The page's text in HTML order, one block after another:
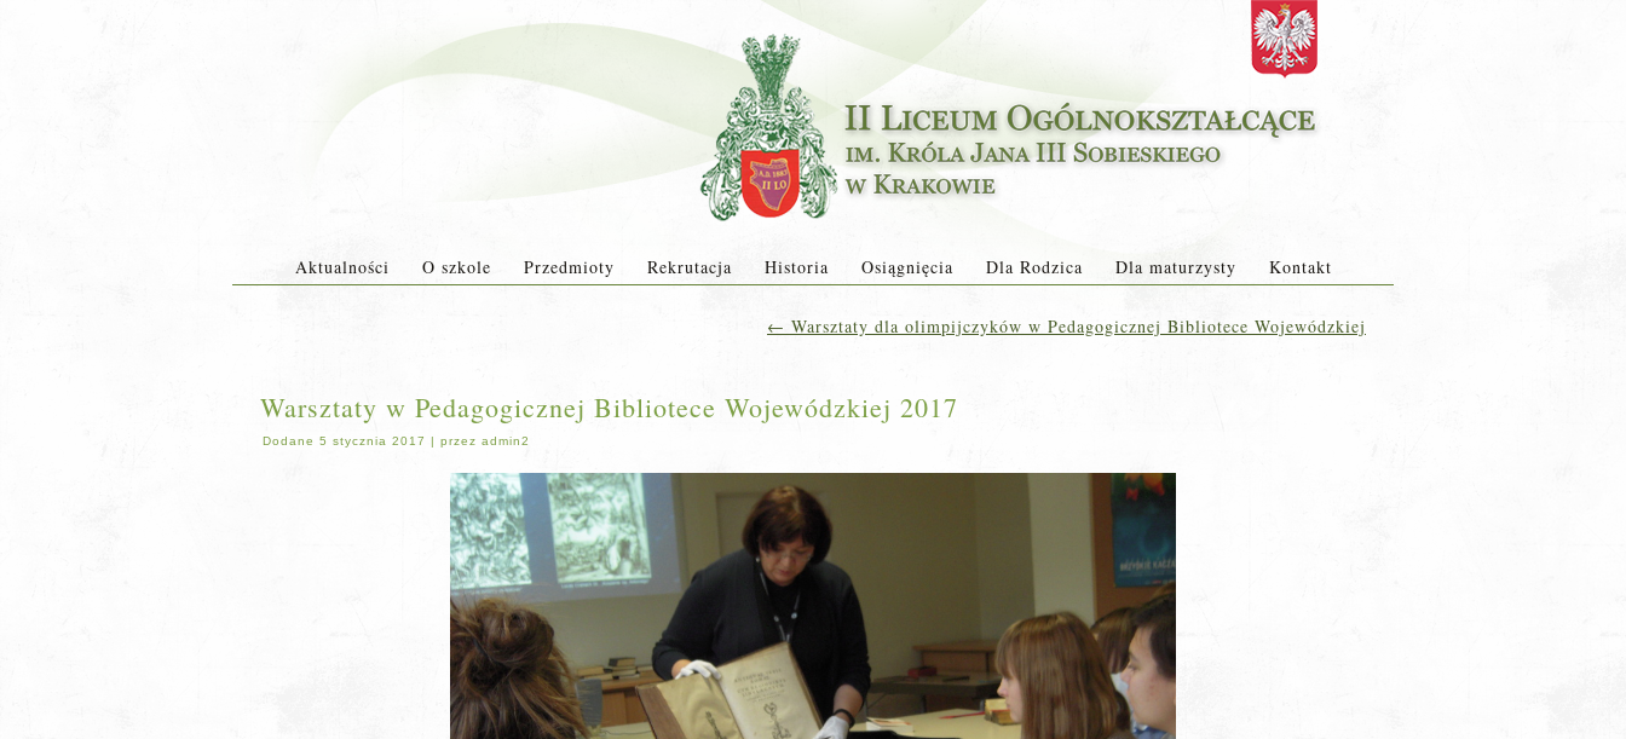
Aktualności O szkole Przedmioty Rekrutacja Historia Osiągnięcia Dla Rodzica Dla maturzysty Kontakt
← Warsztaty dla olimpijczyków w Pedagogicznej Bibliotece Wojewódzkiej
Warsztaty w Pedagogicznej Bibliotece Wojewódzkiej 2017
Dodane 5 stycznia 2017 | przez admin2